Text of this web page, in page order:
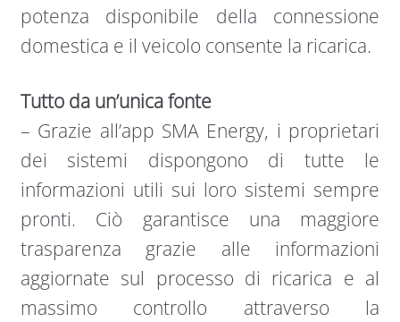
potenza disponibile della connessione
domestica e il veicolo consente la ricarica.
Tutto da un’unica fonte
– Grazie all’app SMA Energy, i proprietari
dei sistemi dispongono di tutte le
informazioni utili sui loro sistemi sempre
pronti. Ciò garantisce una maggiore
trasparenza grazie alle informazioni
aggiornate sul processo di ricarica e al
massimo controllo attraverso la